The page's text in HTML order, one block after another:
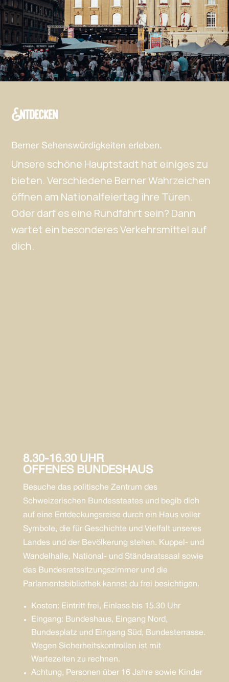
Entdecken
Berner Sehenswürdigkeiten erleben.
Unsere schöne Hauptstadt hat einiges zu
bieten. Verschiedene Berner Wahrzeichen
öffnen am Nationalfeiertag ihre Türen.
Oder darf es eine Rundfahrt sein? Dann
wartet ein besonderes Verkehrsmittel auf
dich.
8.30-16.30 UHR
OFFENES BUNDESHAUS
Besuche das politische Zentrum des
Schweizerischen Bundesstaates und begib dich
auf eine Entdeckungsreise durch ein Haus voller
Symbole, die für Geschichte und Vielfalt unseres
Landes und der Bevölkerung stehen. Kuppel- und
Wandelhalle, National- und Ständeratssaal sowie
das Bundesratssitzungszimmer und die
Parlamentsbibliothek kannst du frei besichtigen.
Kosten: Eintritt frei, Einlass bis 15.30 Uhr
Eingang: Bundeshaus, Eingang Nord,
Bundesplatz und Eingang Süd, Bundesterrasse.
Wegen Sicherheitskontrollen ist mit
Wartezeiten zu rechnen.
Achtung, Personen über 16 Jahre sowie Kinder